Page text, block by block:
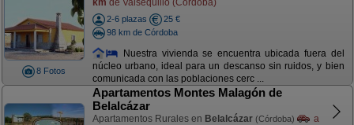
8 Fotos
km de Valsequillo (Córdoba)
2-6 plazas
25 €
98 km de Córdoba
Nuestra vivienda se encuentra ubicada fuera del
núcleo urbano, ideal para un descanso sin ruidos, y bien
comunicada con las poblaciones cerc ...
Apartamentos Montes Malagón de
Belalcázar
Apartamentos Rurales en Belalcázar (Córdoba)
a